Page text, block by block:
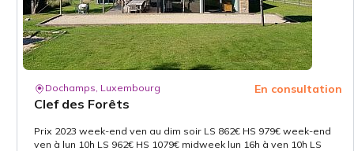
Dochamps, Luxembourg
Clef des Forêts
En consultation
Prix 2023 week-end ven au dim soir LS 862€ HS 979€ week-end
ven à lun 10h LS 962€ HS 1079€ midweek lun 16h à ven 10h LS